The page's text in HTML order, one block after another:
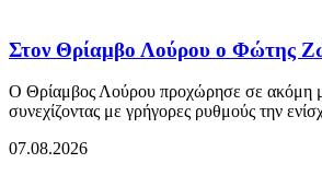
Στον Θρίαμβο Λούρου ο Φώτης
Ο Θρίαμβος Λούρου προχώρησε σε ακόμη
συνεχίζοντας με γρήγορες ρυθμούς την
07.08.2026